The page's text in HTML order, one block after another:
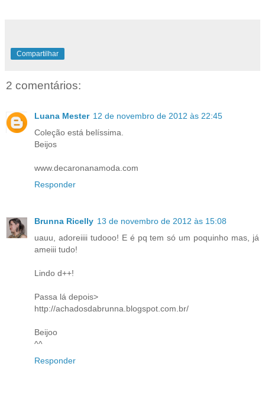
Compartilhar
2 comentários:
Luana Mester 12 de novembro de 2012 às 22:45
Coleção está belíssima.
Beijos
www.decaronanamoda.com
Responder
Brunna Ricelly 13 de novembro de 2012 às 15:08
uauu, adoreiiii tudooo! E é pq tem só um poquinho mas, já
ameiii tudo!
Lindo d++!
Passa lá depois>
http://achadosdabrunna.blogspot.com.br/
Beijoo
^^
Responder